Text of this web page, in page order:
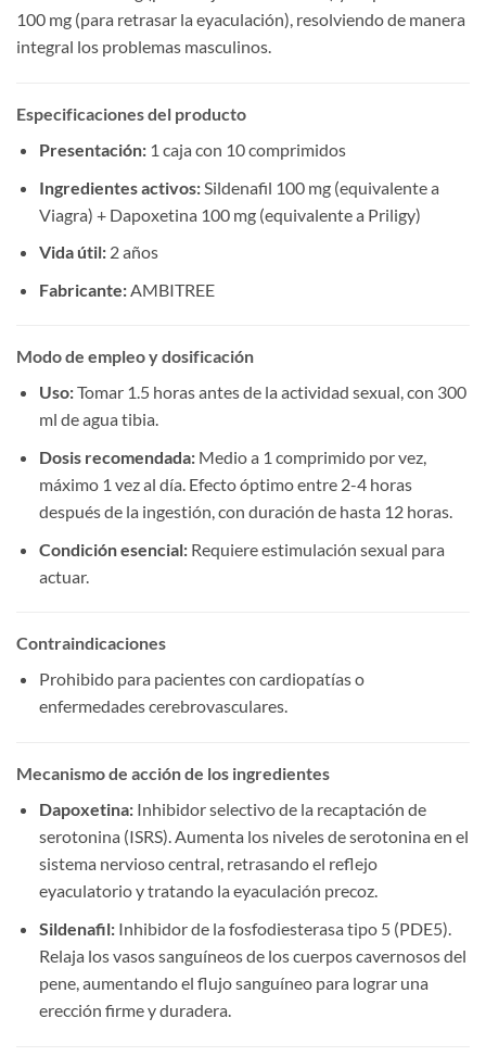
100 mg (para retrasar la eyaculación), resolviendo de manera
integral los problemas masculinos.
Especificaciones del producto
Presentación:​​ 1 caja con 10 comprimidos
Ingredientes activos:​​ Sildenafil 100 mg (equivalente a
Viagra) + Dapoxetina 100 mg (equivalente a Priligy)
Vida útil:​​ 2 años
Fabricante:​​ AMBITREE
Modo de empleo y dosificación
Uso:​​ Tomar 1.5 horas antes de la actividad sexual, con 300
ml de agua tibia.
Dosis recomendada:​​ Medio a 1 comprimido por vez,
máximo 1 vez al día. Efecto óptimo entre 2-4 horas
después de la ingestión, con duración de hasta 12 horas.
Condición esencial:​​ Requiere estimulación sexual para
actuar.
Contraindicaciones
Prohibido para pacientes con cardiopatías o
enfermedades cerebrovasculares.
Mecanismo de acción de los ingredientes
Dapoxetina:​​ Inhibidor selectivo de la recaptación de
serotonina (ISRS). Aumenta los niveles de serotonina en el
sistema nervioso central, retrasando el reflejo
eyaculatorio y tratando la eyaculación precoz.
Sildenafil:​​ Inhibidor de la fosfodiesterasa tipo 5 (PDE5).
Relaja los vasos sanguíneos de los cuerpos cavernosos del
pene, aumentando el flujo sanguíneo para lograr una
erección firme y duradera.